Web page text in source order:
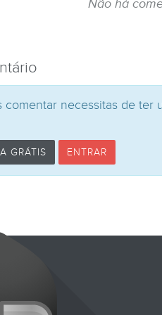
Não há
comentar necessitas de
GRÁTIS ENTRAR